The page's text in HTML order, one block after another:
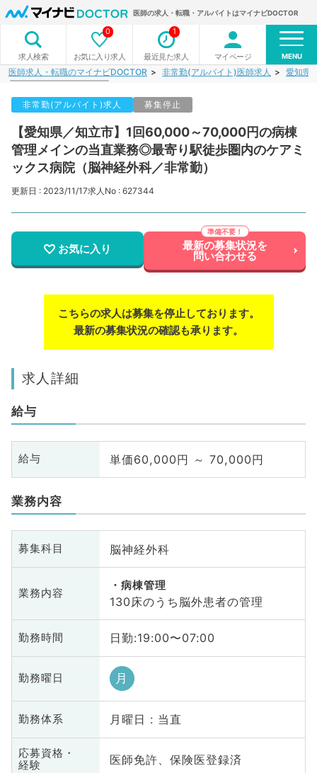
医師の求人・転職・アルバイトはマイナビDOCTOR
求人検索 お気に入り求人
0
最近見た求人
1
マイページ MENU
医師求人・転職のマイナビDOCTOR 非常勤(アルバイト)医師求人 愛知県
非常勤(アルバイト)求人 募集停止
【愛知県／知立市】1回60,000～70,000円の病棟
管理メインの当直業務◎最寄り駅徒歩圏内のケアミ
ックス病院（脳神経外科／非常勤）
更新日 : 2023/11/17求人No : 627344
お気に入り 最新の募集状況を
問い合わせる
こちらの求人は募集を停止しております。
最新の募集状況の確認も承ります。
求人詳細
給与
給与 単価60,000円 ～ 70,000円
業務内容
募集科目 脳神経外科
業務内容
病棟管理
130床のうち脳外患者の管理
勤務時間 日勤:19:00〜07:00
勤務曜日 月
勤務体系 月曜日 : 当直
応募資格・
経験
医師免許、保険医登録済